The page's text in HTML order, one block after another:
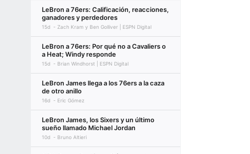
LeBron a 76ers: Calificación, reacciones,
ganadores y perdedores
15d Zach Kram y Ben Golliver | ESPN Digital
LeBron a 76ers: Por qué no a Cavaliers o
a Heat; Windy responde
15d Brian Windhorst | ESPN Digital
LeBron James llega a los 76ers a la caza
de otro anillo
16d Eric Gómez
LeBron James, los Sixers y un último
sueño llamado Michael Jordan
10d Bruno Altieri